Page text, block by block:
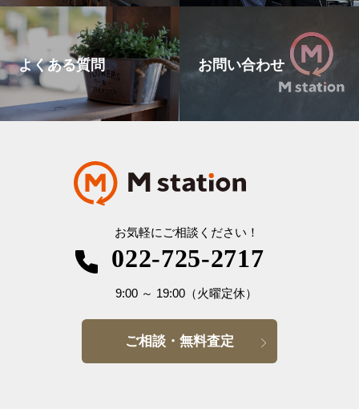
よくある質問 お問い合わせ
お気軽にご相談ください！
022-725-2717
9:00～ 19:00（火曜定休）
ご相談・無料査定